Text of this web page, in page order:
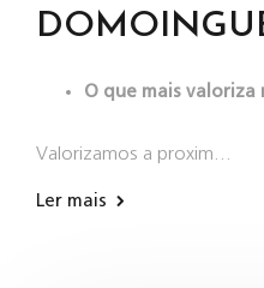
O que mais valoriza
Valorizamos a proxim…
Ler mais